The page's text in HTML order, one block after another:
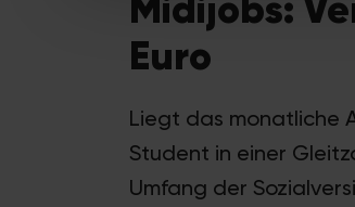
Euro
Liegt das monatliche
Student in einer
Umfang der